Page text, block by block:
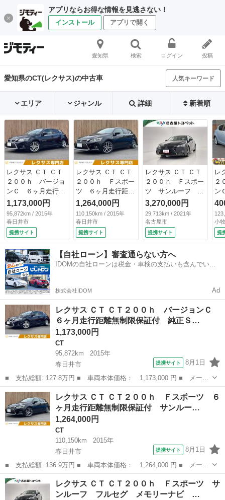
アプリならお得な情報を見逃さない！
インストール アプリで開く
愛知県 検索 ログイン 投稿
愛知県のCT(レクサス)の中古車 人気キーワード
エリア ジャンル 詳細 新着順
レクサス ＣＴ ＣＴ
２００ｈ バージョ
ンＣ ６ヶ月走行距
離無制限保証付 純
正ＳＤナビ Ｌｔｅ
ｘシート バックカ
メラ クリアランス
ソナー フルセグＴ
Ｖ クルーズコント
ロール シートヒー
ター パワーシー
ト ＬＥＤヘッドラ
イト ＥＴＣ２．０
（車検整備付）
1,173,000円
95,872km / 2015年
春日井市
提携サイト
レクサス ＣＴ ＣＴ
２００ｈ Ｆスポー
ツ ６ヶ月走行距離
無制限保証付 サン
ルーフ 本革シー
ト 禁煙車 純正Ｓ
Ｄナビ 衝突軽減ブ
レーキ レーダーク
ルーズコントロー
ル バックカメラ
フルセグ Ｂｌｕｅ
ヒーター ＬＥＤヘ
整備付）
1,264,000円
110,150km / 2015年
春日井市
提携サイト
レクサス ＣＴ ＣＴ
２００ｈ Ｆスポー
ツ サンルーフ フ
ルセグ メモリーナ
ビ ＤＶＤ再生 ミ
ュージックプレイヤ
ー接続可 バックカ
メラ 衝突被害軽減
システム ＥＴＣ
ＬＥＤヘッドランプ
（車検整備付）
3,270,000円
29,713km / 2021年
名古屋市
提携サイト
レ
２
ン
Ｂ
ビ
ン
フ
ー
イ
ッ
小
提
【自社ローン】審査通らない方へ
IDOMの自社ローンは税金・車検の支払いも含んでいる
株式会社IDOM Ad
レクサス ＣＴ ＣＴ２００ｈ バージョンＣ
６ヶ月走行距離無制限保証付 純正Ｓ…
1,173,000円
CT
95,872km
2015年
春日井市
提携サイト 8月1日
■ 支払総額: 127.8万円 ■ 車両本体価格： 1,173,000 円 ■ メーカ
ー名： レクサス ■ 車種名： ＣＴ ■ グレード名： ＣＴ２００
ｈ バージョンＣ ６ヶ月走行距離無制限保証付 純正ＳＤナビ Ｌ
ｔｅｘシ...
愛知 春日井市
レクサス ＣＴ ＣＴ２００ｈ Ｆスポーツ ６
ヶ月走行距離無制限保証付 サンルー…
1,264,000円
CT
110,150km
2015年
春日井市
提携サイト 8月1日
■ 支払総額: 136.9万円 ■ 車両本体価格： 1,264,000 円 ■ メーカ
ー名： レクサス ■ 車種名： ＣＴ ■ グレード名： ＣＴ２００
ｈ Ｆスポーツ ６ヶ月走行距離無制限保証付 サンルーフ 本革シ
ート 禁...
愛知 春日井市
レクサス ＣＴ ＣＴ２００ｈ Ｆスポーツ サ
ンルーフ フルセグ メモリーナビ …